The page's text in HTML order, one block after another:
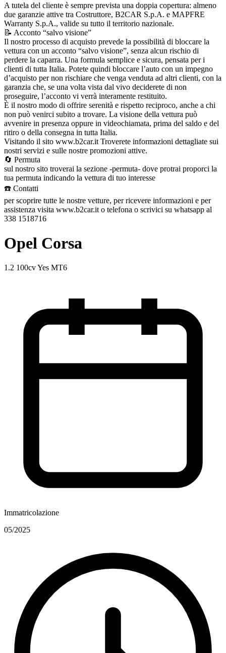
A tutela del cliente è sempre prevista una doppia copertura: almeno
due garanzie attive tra Costruttore, B2CAR S.p.A. e MAPFRE
Warranty S.p.A., valide su tutto il territorio nazionale.
📝 Acconto “salvo visione”
Il nostro processo di acquisto prevede la possibilità di bloccare la
vettura con un acconto “salvo visione”, senza alcun rischio di
perdere la caparra. Una formula semplice e sicura, pensata per i
clienti di tutta Italia. Potete quindi bloccare l’auto con un impegno
d’acquisto per non rischiare che venga venduta ad altri clienti, con la
garanzia che, se una volta vista dal vivo deciderete di non
proseguire, l’acconto vi verrà interamente restituito.
È il nostro modo di offrire serenità e rispetto reciproco, anche a chi
non può venirci subito a trovare. La visione della vettura può
avvenire in presenza oppure in videochiamata, prima del saldo e del
ritiro o della consegna in tutta Italia.
Visitando il sito www.b2car.it Troverete informazioni dettagliate sui
nostri servizi e sulle nostre promozioni attive.
🔄 Permuta
sul nostro sito troverai la sezione -permuta- dove protrai proporci la
tua permuta indicando la vettura di tuo interesse
☎️ Contatti
per scoprire tutte le nostre vetture, per ricevere informazioni e per
assistenza visita www.b2car.it o telefona o scrivici su whatsapp al
338 1518716
Opel Corsa
1.2 100cv Yes MT6
Immatricolazione
05/2025